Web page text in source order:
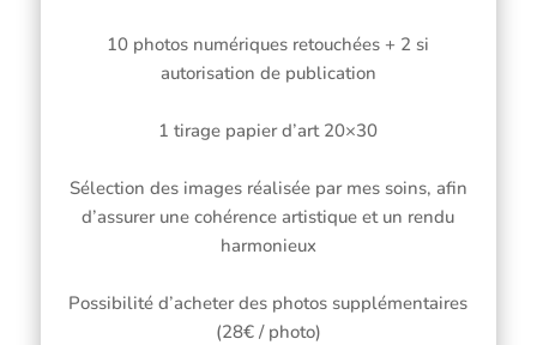
10 photos numériques retouchées + 2 si
autorisation de publication
1 tirage papier d’art 20×30
Sélection des images réalisée par mes soins, afin
d’assurer une cohérence artistique et un rendu
harmonieux
Possibilité d’acheter des photos supplémentaires
(28€ / photo)